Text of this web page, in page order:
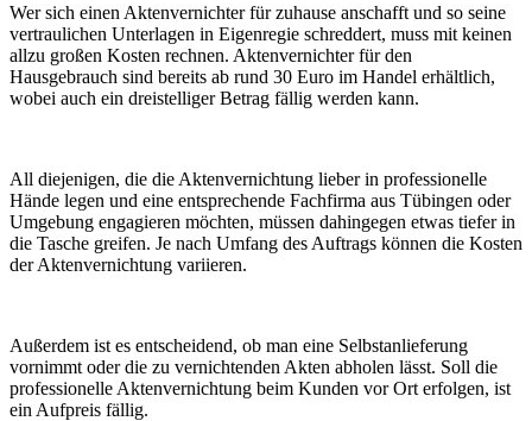
Wer sich einen Aktenvernichter für zuhause anschafft und so seine
vertraulichen Unterlagen in Eigenregie schreddert, muss mit keinen
allzu großen Kosten rechnen. Aktenvernichter für den
Hausgebrauch sind bereits ab rund 30 Euro im Handel erhältlich,
wobei auch ein dreistelliger Betrag fällig werden kann.
All diejenigen, die die Aktenvernichtung lieber in professionelle
Hände legen und eine entsprechende Fachfirma aus Tübingen oder
Umgebung engagieren möchten, müssen dahingegen etwas tiefer in
die Tasche greifen. Je nach Umfang des Auftrags können die Kosten
der Aktenvernichtung variieren.
Außerdem ist es entscheidend, ob man eine Selbstanlieferung
vornimmt oder die zu vernichtenden Akten abholen lässt. Soll die
professionelle Aktenvernichtung beim Kunden vor Ort erfolgen, ist
ein Aufpreis fällig.